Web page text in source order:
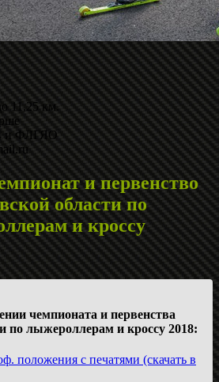
11,25 км.
ФЛГЯО
и первенство
области по
и кроссу
чемпионата и первенства
по лыжероллерам и кроссу 2018:
положения с печатями (скачать в